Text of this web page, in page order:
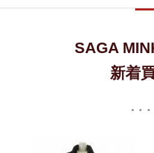
SAGA
新着